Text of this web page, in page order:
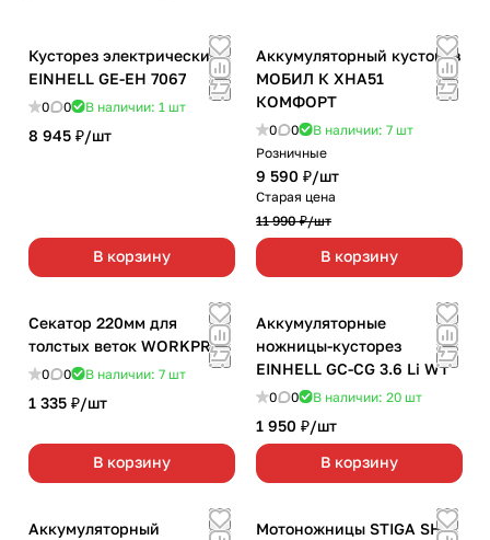
Кусторез электрический
EINHELL GE-EH 7067
0 0 В наличии: 1 шт
8 945 ₽/шт
В корзину
Аккумуляторный кусторез
МОБИЛ К ХНА51
КОМФОРТ
0 0 В наличии: 7 шт
Розничные
9 590 ₽/шт
Старая цена
11 990 ₽/шт
В корзину
Секатор 220мм для
толстых веток WORKPRO
0 0 В наличии: 7 шт
1 335 ₽/шт
В корзину
Аккумуляторные
ножницы-кусторез
EINHELL GC-CG 3.6 Li WT
0 0 В наличии: 20 шт
1 950 ₽/шт
В корзину
Аккумуляторный
Мотоножницы STIGA SHP